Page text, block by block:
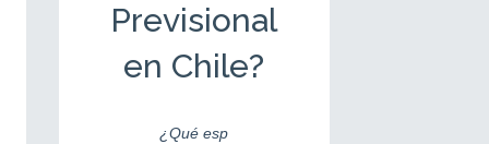
Previsional
en Chile?
¿Qué esp